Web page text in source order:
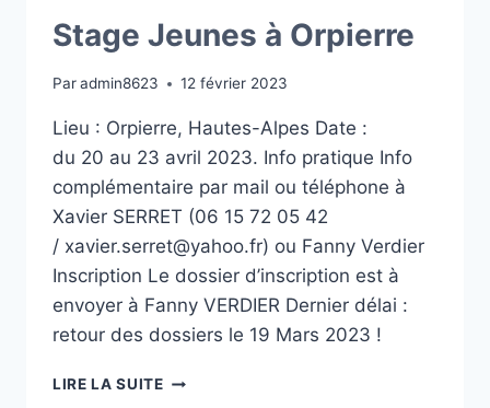
À
BERNIN
Stage Jeunes à Orpierre
Paradmin8623 12 février 2023
Lieu : Orpierre, Hautes-Alpes Date :
du 20 au 23 avril 2023. Info pratique Info
complémentaire par mail ou téléphone à
Xavier SERRET (06 15 72 05 42
/ xavier.serret@yahoo.fr) ou Fanny Verdier
Inscription Le dossier d’inscription est à
envoyer à Fanny VERDIER Dernier délai :
retour des dossiers le 19 Mars 2023 !
LIRE LA SUITE STAGE